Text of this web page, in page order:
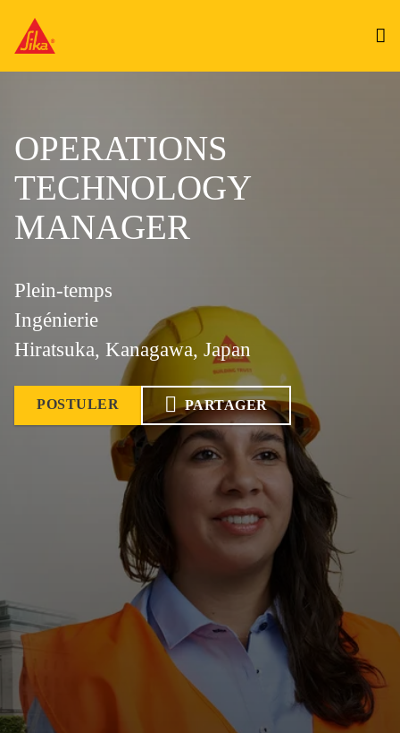
OPERATIONS
TECHNOLOGY
MANAGER
Plein-temps
Ingénierie
Hiratsuka, Kanagawa, Japan
POSTULER PARTAGER